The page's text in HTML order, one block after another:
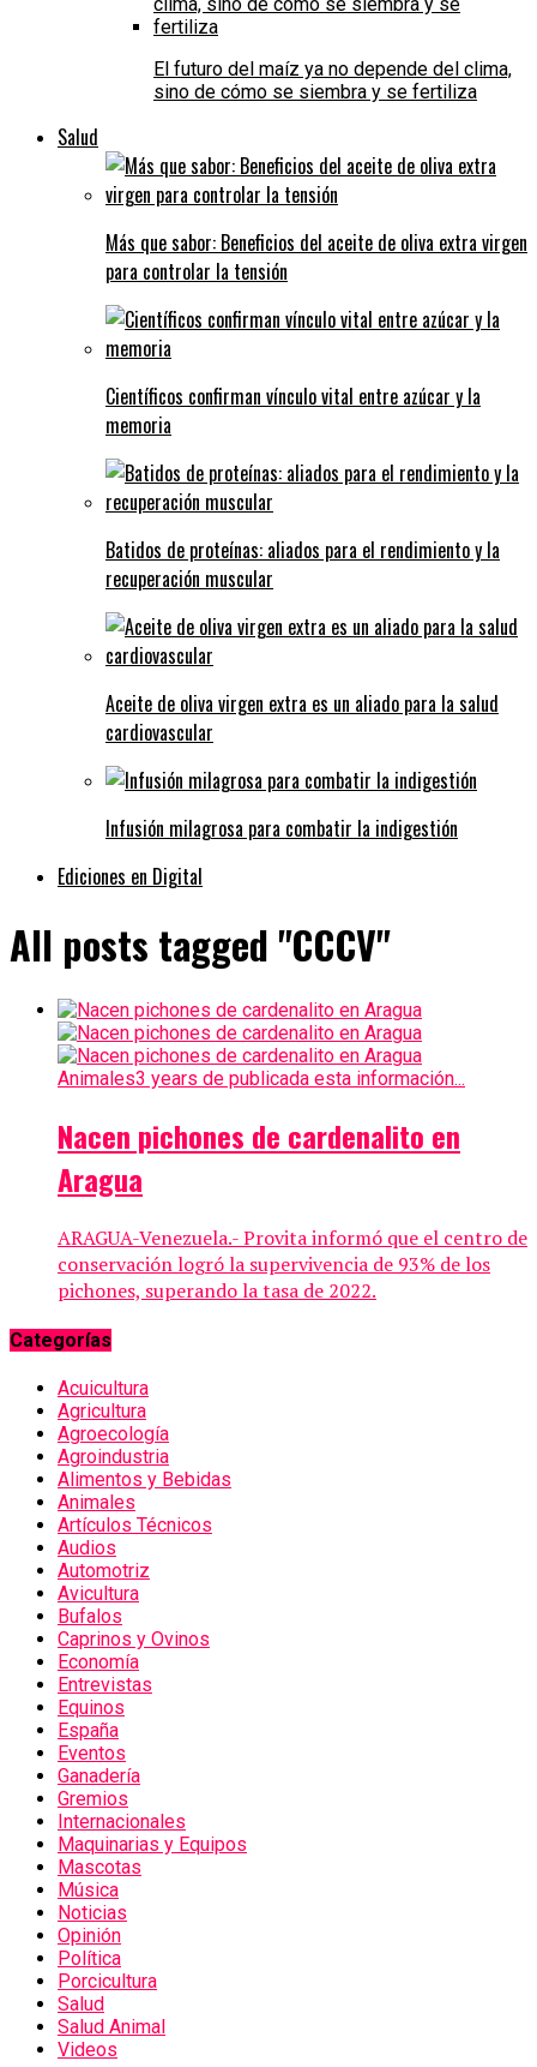
El futuro del maíz ya no depende del clima,
sino de cómo se siembra y se fertiliza
Salud
Más que sabor: Beneficios del aceite de oliva extra virgen
para controlar la tensión
Científicos confirman vínculo vital entre azúcar y la
memoria
Batidos de proteínas: aliados para el rendimiento y la
recuperación muscular
Aceite de oliva virgen extra es un aliado para la salud
cardiovascular
Infusión milagrosa para combatir la indigestión
Ediciones en Digital
All posts tagged "CCCV"
Animales3 years de publicada esta información...
Nacen pichones de cardenalito en
Aragua
ARAGUA-Venezuela.- Provita informó que el centro de
conservación logró la supervivencia de 93% de los
pichones, superando la tasa de 2022.
Categorías
Acuicultura
Agricultura
Agroecología
Agroindustria
Alimentos y Bebidas
Animales
Artículos Técnicos
Audios
Automotriz
Avicultura
Bufalos
Caprinos y Ovinos
Economía
Entrevistas
Equinos
España
Eventos
Ganadería
Gremios
Internacionales
Maquinarias y Equipos
Mascotas
Música
Noticias
Opinión
Política
Porcicultura
Salud
Salud Animal
Videos